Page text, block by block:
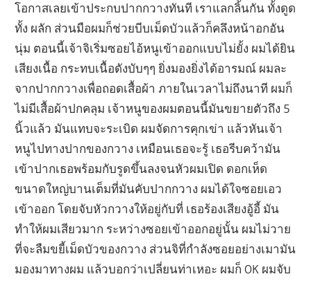
โอกาสเลยเข้าประกบปากกวางทันที เราแลกลิ้นกัน ทั้งดูด
ทั้ง ผลัก ส่วนมือผมก็ช่วยบีบเม็ดบัวแล้วก็คลึงหน้าอกอัน
นุ่ม ตอนนี้เจ้าจิเริ่มซอยไอ้หนูเข้าออกแบบไม่ยั้ง ผมได้ยิน
เสียงเนื้อ กระทบเนื้อดังบับๆๆ ยิ่งมองยิ่งได้อารมณ์ ผมละ
จากปากกวางเพื่อถอดเสื้อผ้า ภายในเวลาไม่ถึงนาที ผมก็
ไม่มีเสื้อผ้าปกคลุม เจ้าหนูของผมตอนนี้มันขยายตัวถึง 5
นิ้วแล้ว มันแทบจะระเบิด ผมจัดการคุกเข่า แล้วหันเจ้า
หนูไปทางปากของกวาง เหมือนเธอจะรู้ เธอรีบคว้ามัน
เข้าปากเธอพร้อมกับรูดขึ้นลงจนหัวผมเปิด ดอกเห็ด
ขนาดใหญ่บานเต็มที่มันคับปากกวาง ผมได้ใจซอยเอว
เข้าออก โดยจับหัวกวางให้อยู่กับที่ เธอร้องเสียงอู้อี้ มัน
ทำให้ผมเสียวมาก ระหว่างซอยเข้าออกอยู่นั้น ผมไม่วาย
ที่จะลืมขยี้เม็ดบัวของกวาง ส่วนจิที่กำลังซอยอย่างเมามัน
มองมาทางผม แล้วบอกว่าเปลี่ยนท่าเหอะ ผมก็ OK ผมจับ